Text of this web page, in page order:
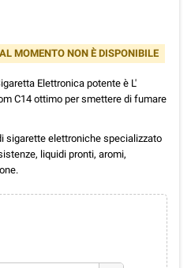
MOMENTO NON È DISPONIBILE
Elettronica potente è L'
C14 ottimo per smettere di fumare
sigarette elettroniche specializzato
liquidi pronti, aromi,